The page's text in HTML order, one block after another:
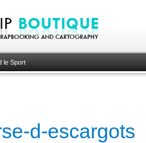
le Sport
d-escargots